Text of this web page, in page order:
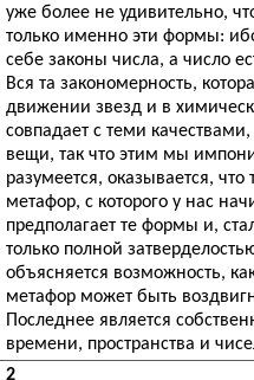
уже более не удивительно,
только именно эти формы:
себе законы числа, а число
Вся та закономерность,
движении звезд и в
совпадает с теми
вещи, так что этим мы
разумеется, оказывается,
метафор, с которого у нас
предполагает те формы и,
только полной
объясняется возможность,
метафор может быть
Последнее является
времени, пространства и
2